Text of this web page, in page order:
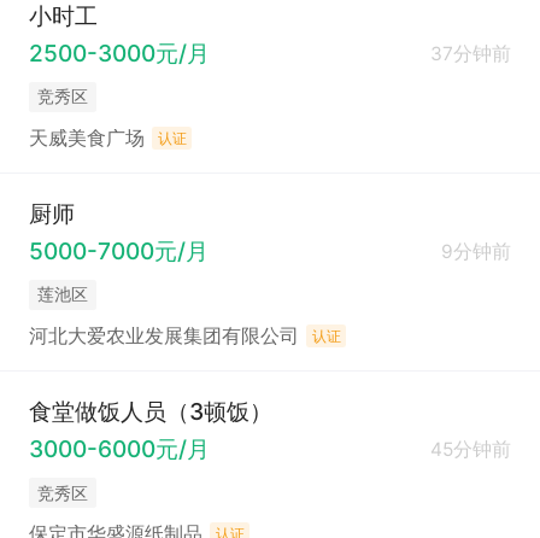
小时工
2500-3000元/月
37分钟前
竞秀区
天威美食广场 认证
厨师
5000-7000元/月
9分钟前
莲池区
河北大爱农业发展集团有限公司 认证
食堂做饭人员（3顿饭）
3000-6000元/月
45分钟前
竞秀区
认证